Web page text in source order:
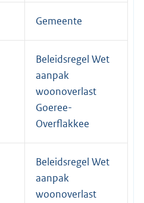
Gemeente
Beleidsregel Wet
aanpak
woonoverlast
Goeree-
Overflakkee
Beleidsregel Wet
aanpak
woonoverlast